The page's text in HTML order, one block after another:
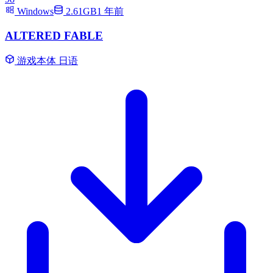
Windows
2.61GB1 年前
ALTERED FABLE
游戏本体 日语